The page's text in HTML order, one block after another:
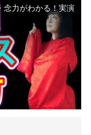
念力がわかる！実演